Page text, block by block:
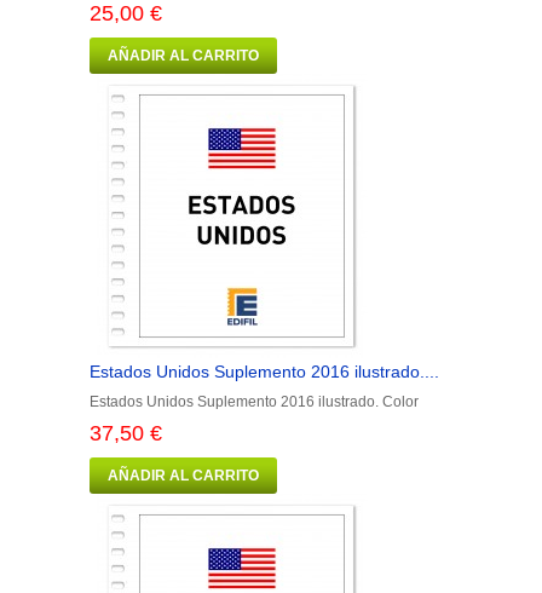
25,00 €
AÑADIR AL CARRITO
Estados Unidos Suplemento 2016 ilustrado....
Estados Unidos Suplemento 2016 ilustrado. Color
37,50 €
AÑADIR AL CARRITO